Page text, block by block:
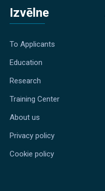
Izvēlne
To Applicants
Education
Research
Training Center
About us
Privacy policy
Cookie policy